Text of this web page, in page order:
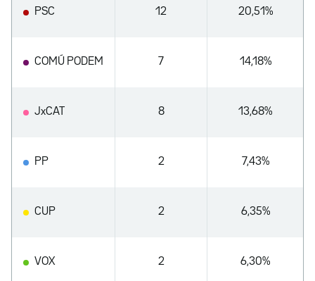
PSC 12 20,51%
COMÚ PODEM 7 14,18%
JxCAT 8 13,68%
PP 2 7,43%
CUP 2 6,35%
VOX 2 6,30%